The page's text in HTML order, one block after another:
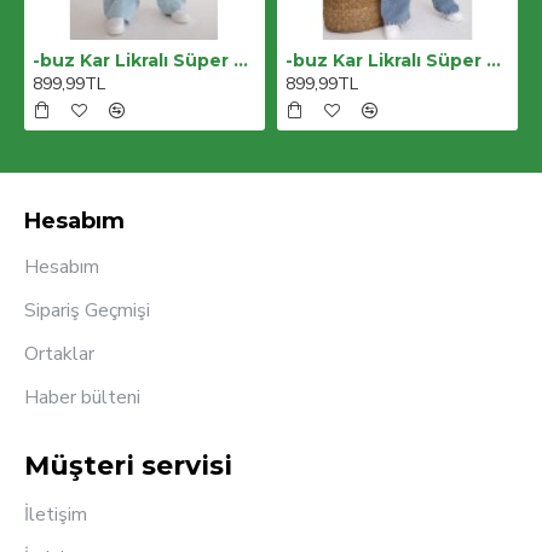
-buz Kar Likralı Süper Yüksek Bel Salaş Jeans Palazzo Pantolon. (süper Yüksek) Wide Leg
899,99TL
-buz Kar Likralı Süper Yüksek Bel Salaş Jeans Palazzo Pantolon. (süper Yüksek) Wide Leg
899,99TL
Hesabım
Hesabım
Sipariş Geçmişi
Ortaklar
Haber bülteni
Müşteri servisi
İletişim